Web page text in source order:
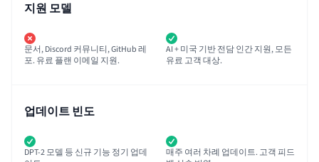
지원 모델
문서, Discord 커뮤니티, GitHub 레
포. 유료 플랜 이메일 지원.
AI + 미국 기반 전담 인간 지원, 모든
유료 고객 대상.
업데이트 빈도
DPT-2 모델 등 신규 기능 정기 업데
매주 여러 차례 업데이트. 고객 피드